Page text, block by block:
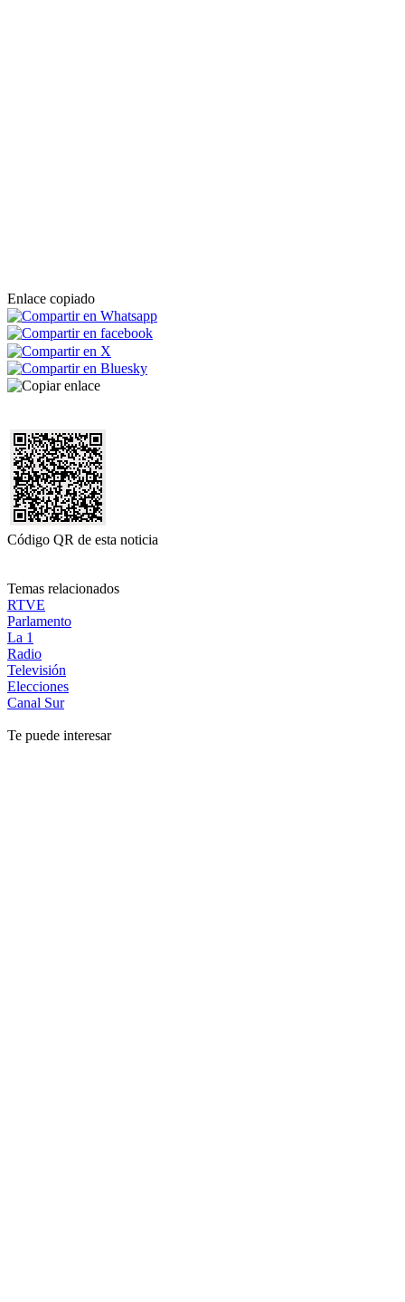
Enlace copiado
Código QR de esta noticia
Temas relacionados
RTVE
Parlamento
La 1
Radio
Televisión
Elecciones
Canal Sur
Te puede interesar